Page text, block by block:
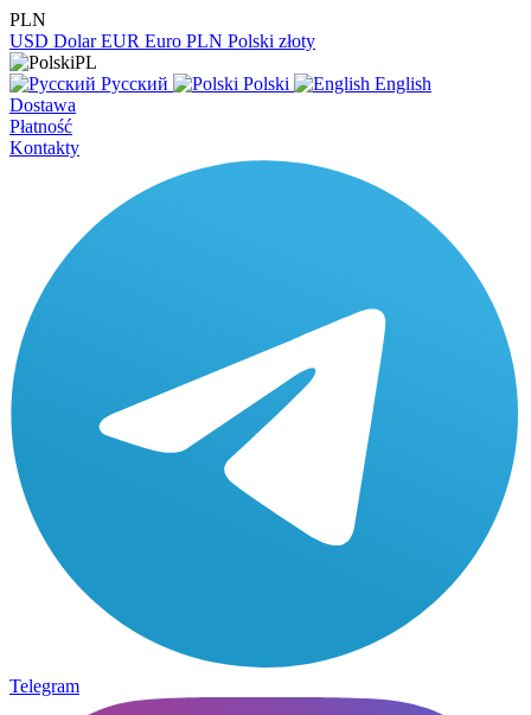
PLN
USD Dolar EUR Euro PLN Polski złoty
PL
Русский
Polski
English
Dostawa
Płatność
Kontakty
Telegram